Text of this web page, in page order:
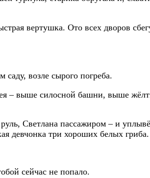
вертушка. Ото всех дворов
возле сырого погреба.
– выше силосной башни, выше
Светлана пассажиром – и
девчонка три хороших белых
сейчас не попало.